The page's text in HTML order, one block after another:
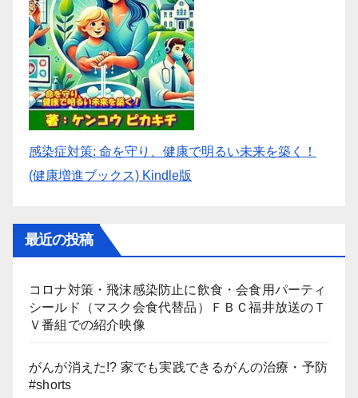
感染症対策: 命を守り、健康で明るい未来を築く！
(健康増進ブックス) Kindle版
最近の投稿
コロナ対策・飛沫感染防止に飲食・会食用パーティ
シールド（マスク会食代替品）ＦＢＣ福井放送のＴ
Ｖ番組での紹介映像
がんが消えた!? 家でも実践できるがんの治療・予防
#shorts